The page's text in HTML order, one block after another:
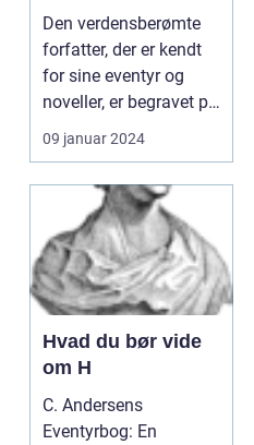
kultur og historie
Den verdensberømte
forfatter, der er kendt
for sine eventyr og
noveller, er begravet på
Assistens Ki...
09 januar 2024
Hvad du bør vide
om H
C. Andersens
Eventyrbog: En